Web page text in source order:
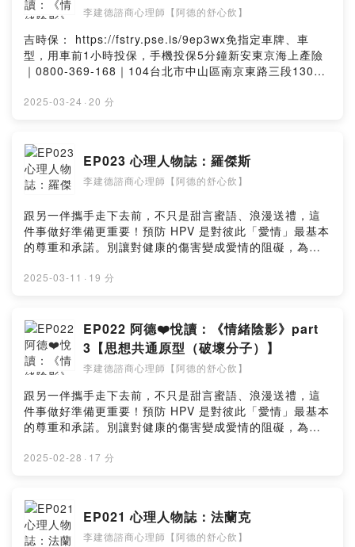
👉https://www.instagram.com/jiandepsy/Threads👉
👉https://pse.is/4n4ezc加入會員，支持節目：
https://jiande.firstory.io/join留言告訴我你對這一集的想
法：
wc1/commentsPowered by Firstory Hosting
《情緒陰影》一書或是心理學的相關議題感興趣了解，這
集節目絕對不可錯過！Music by Aleksey Chistilin &
Clavier Clavier from Pixabay購買紙本書👉
https://bookstw.link/6vjg8u購買電子書👉
https://pse.is/6vjgs7網站圖文好讀版👉
https://jiandepsy.com/emotional-shadow-05/阿德的舒
心飲官網👉https://jiandepsy.com/傳送門👉
https://www.youtube.com/@jiandepsyFacebook粉絲專
頁👉https://www.facebook.com/jiande.psy/Instagram
👉https://www.instagram.com/jiandepsy/Threads👉
https://www.threads.net/@jiandepsyPodcast Platform
👉https://pse.is/4n4ezc小額贊助支持本節目：
https://open.firstory.me/user/cl0i77ii462yd0828t1z1u
wc1留言告訴我你對這一集的想法：
https://open.firstory.me/user/cl0i77ii462yd0828t1z1u
wc1/commentsPowered by Firstory Hosting
療法的核心概念，包括整體觀、場地理論、影像形成及有
機體的自我調整等原則，並分享這些概念如何對於現代心
理諮商的實務層面產生重大影響。透過波爾斯一生的成長
過程，將能更深入理解心理學的發展與變遷，以及如何運
用這些理論來促進個人的心理健康。如果對於心理學、波
爾斯的理論或完形治療法感興趣，這集節目相當值得一
👉https://jiandepsy.com/傳送門👉
https://portaly.cc/jiandeYouTube頻道👉
https://www.youtube.com/@jiandepsyFacebook粉絲專
頁👉https://www.facebook.com/jiande.psy/Instagram
👉https://www.instagram.com/jiandepsy/Threads👉
https://www.threads.net/@jiandepsyPodcast Platform
👉https://pse.is/4n4ezc小額贊助支持本節目：
https://open.firstory.me/user/cl0i77ii462yd0828t1z1u
wc1留言告訴我你對這一集的想法：
https://open.firstory.me/user/cl0i77ii462yd0828t1z1u
李建德諮商心理師【阿德的舒心飲】
吉時保： https://fstry.pse.is/9ep3wx免指定車牌、車
型，用車前1小時投保，手機投保5分鐘新安東京海上產險
｜0800-369-168｜104台北市中山區南京東路三段130號
將繼續帶領大家深入導讀一本與心理學高度相關的書籍
原型（即小孩）的分析；它又可區分為五大面向。節目一
開始介紹「內在小孩」的概念，並追溯探討其出處，幫助
大家理解內在小孩在心理學中的重要性。緊接著節目中介
響個人的行為與情感反應，並透過書上的具體案例，來說
明創傷如何在生活中持續影響我們的決策與人際關係。隨
後節目中繼續介紹小孩原型的第二個面向：孤單小孩原
能更深入了解自己內心的渴望與需求。如果對於《情緒陰
Chistilin & Clavier Clavier from Pixabay購買紙本書👉
https://bookstw.link/6vjg8u購買電子書👉
https://pse.is/6vjgs7網站圖文好讀版👉
https://jiandepsy.com/emotional-shadow-05/阿德的舒
心飲官網👉https://jiandepsy.com/傳送門👉
https://portaly.cc/jiandeYouTube頻道👉
https://www.youtube.com/@jiandepsyFacebook粉絲專
頁👉https://www.facebook.com/jiande.psy/Instagram
👉https://www.instagram.com/jiandepsy/Threads👉
https://www.threads.net/@jiandepsyPodcast Platform
https://open.firstory.me/user/cl0i77ii462yd0828t1z1u
wc1留言告訴我你對這一集的想法：
https://open.firstory.me/user/cl0i77ii462yd0828t1z1u
2025-03-24 · 20 分
EP023 心理人物誌：羅傑斯
李建德諮商心理師【阿德的舒心飲】
跟另一伴攜手走下去前，不只是甜言蜜語、浪漫送禮，這
件事做好準備更重要！預防 HPV 是對彼此「愛情」最基本
的尊重和承諾。別讓對健康的傷害變成愛情的阻礙，為彼
展現你對愛的承諾。男女1+1 主動防禦HPV(人類乳突病
免指定車牌、車型，用車前1小時投保，手機投保5分鐘新
安東京海上產險｜0800-369-168｜104台北市中山區南京
東路三段130號8-13樓—— 以上為 Firstory Podcast 廣
告 ——本集節目將帶領大家深入了解個人中心療法的創始
者暨人本心理學的代言人羅傑斯（Carl Rogers）的生平、
成長背景以及對於心理學的重大貢獻。從家庭環境的養成
到學術生涯的發跡，羅傑斯的成長歷程當中雖然充滿了許
多變動，但亦讓他得以發揮所長，尤其是他如何從一個原
本受到嚴格宗教束縛的孩子，搖身一變成為推動心理學和
療核心條件；這些條件不只形成了治療效果的核心，至今
仍在現代心理諮商與治療的實務工作上扮演著關鍵角色。
此外，個人中心治療在教育、會心團體、家庭生活、組織
2025-03-11 · 19 分
EP022 阿德❤️悅讀：《情緒陰影》part
3【思想共通原型（破壞分子）】
李建德諮商心理師【阿德的舒心飲】
跟另一伴攜手走下去前，不只是甜言蜜語、浪漫送禮，這
件事做好準備更重要！預防 HPV 是對彼此「愛情」最基本
的尊重和承諾。別讓對健康的傷害變成愛情的阻礙，為彼
展現你對愛的承諾。男女1+1 主動防禦HPV(人類乳突病
免指定車牌、車型，用車前1小時投保，手機投保5分鐘新
安東京海上產險｜0800-369-168｜104台北市中山區南京
東路三段130號8-13樓—— 以上為 Firstory Podcast 廣
2025-02-28 · 17 分
EP021 心理人物誌：法蘭克
李建德諮商心理師【阿德的舒心飲】